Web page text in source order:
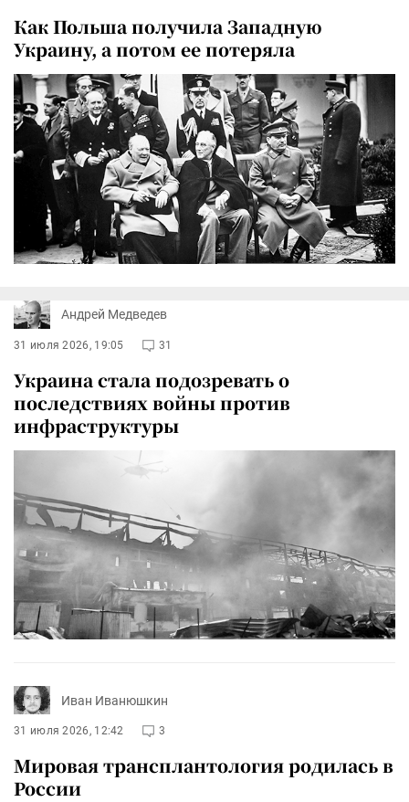
Как Польша получила Западную
Украину, а потом ее потеряла
Андрей Медведев
31 июля 2026, 19:05 31
Украина стала подозревать о
последствиях войны против
инфраструктуры
Иван Иванюшкин
31 июля 2026, 12:42 3
Мировая трансплантология родилась в
России